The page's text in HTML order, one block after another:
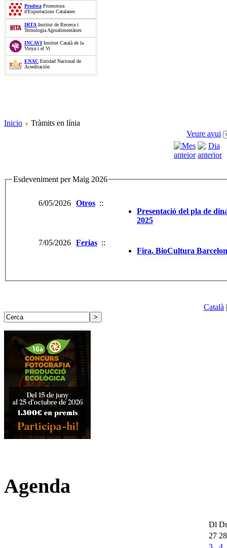
Prodeca Promotora
d'Exportacions Catalanes
IRTA Institut de Recerca i
Tecnologia Agroalimentàries
INCAVI Institut Català de la
Vinya i el Vi
ENAC Entidad Nacional de
Acreditación
Inicio
Tràmits en línia
Veure avui
Esdeveniment per Maig 2026
6/05/2026 Otros ::
Presentació del pla de
2025
7/05/2026 Ferias ::
Fira. BioCultura
Català
Agenda
Dl
27 28